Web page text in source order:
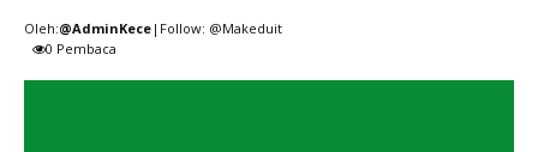
Oleh:@AdminKece |Follow: @Makeduit
0 Pembaca